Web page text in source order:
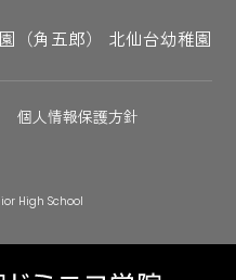
（角五郎） 北仙台幼稚園
個人情報保護方針
High School